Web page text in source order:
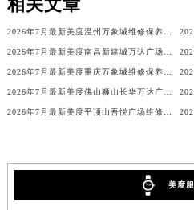
相关文章
美度